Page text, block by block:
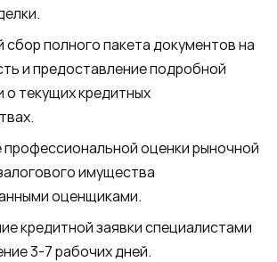
полного пакета документов на
и предоставление подробной
текущих кредитных
оценки рыночной
имущества
оценщиками.
кредитной заявки специалистами
3-7 рабочих дней.